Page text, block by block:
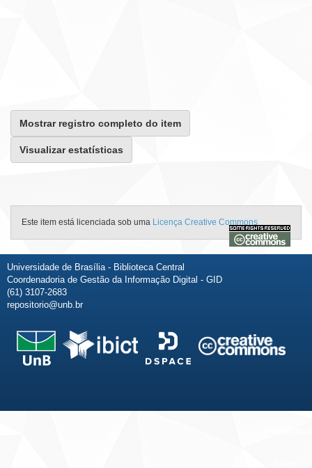
Mostrar registro completo do item
Visualizar estatísticas
Este item está licenciada sob uma Licença Creative Commons
Universidade de Brasília - Biblioteca Central
Coordenadoria de Gestão da Informação Digital - GID
(61) 3107-2683
repositorio@unb.br